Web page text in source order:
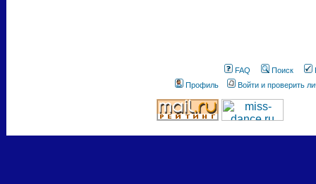
FAQ Поиск
Профиль
Войти и проверить